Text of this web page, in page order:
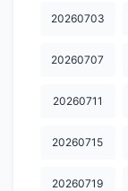
20260703
20260707
20260711
20260715
20260719